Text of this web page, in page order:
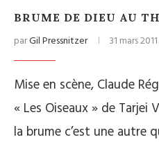
BRUME DE DIEU AU
parGil Pressnitzer 31 mars 2011
Mise en scène, Claude
« Les Oiseaux » de Tarjei
la brume c’est une autre